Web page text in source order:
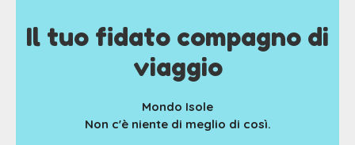
Il tuo fidato compagno di
viaggio
Mondo Isole
Non c'è niente di meglio di così.